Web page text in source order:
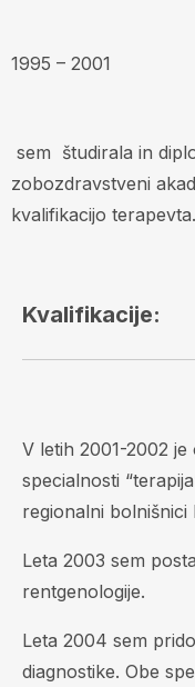
1995 – 2001
sem študirala in
zobozdravstveni
kvalifikacijo terapevta.
Kvalifikacije:
V letih 2001-2002
specialnosti
regionalni bolnišnici
Leta 2003 sem
rentgenologije.
Leta 2004 sem
diagnostike. Obe